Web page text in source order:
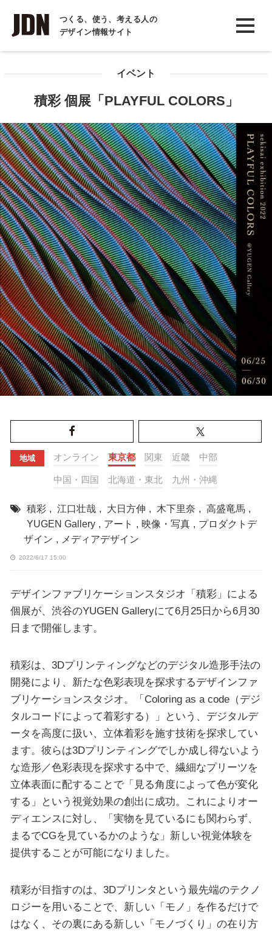
つくる、使う、考える人の
デザイン情報サイト
INTERVIEW
インタビュー
コラム
イベント
積彩 個展「PLAYFUL COLORS」
地域 オンライン 東京都 関東 近畿 中部
中国・四国 北海道・東北 九州・沖縄
積彩 , 江口壮哉 , 大日方伸 , 木下里奈 , 高盛竜馬 ,
YUGEN Gallery , アート , 映像・写真 , プロダクトデ
ザイン , メディアデザイン
2022/6/17 15:00
デザインファブリケーションスタジオ「積彩」による
個展が、渋谷のYUGEN Galleryにて6月25日から6月30
日まで開催します。
積彩は、3Dプリンティングなどのデジタル造形手法の
開発により、新たな色彩表現を探求するデザインファ
ブリケーションスタジオ。「Coloring as a code（デジ
タルコードによって着彩する）」という、デジタルデ
ータを高度に扱い、立体着彩を施す技術を探求してい
ます。彼らは3Dプリンティングでしか成し得ないよう
な造形／色彩表現を探求する中で、繊細なプリーツを
立体表面に配することで「見る角度によって色が変化
する」という視覚効果の創出に成功。これによりオー
ディエンスに対し、「実物を見ているにも関わらず、
まるでCGを見ているかのような」新しい視覚体験を
提供することが可能になりました。
積彩が目指すのは、3Dプリンタという最先端のテクノ
ロジーを用いることで、新しい「モノ」を作るだけで
はなく、その裏にある新しい「モノづくり」の在り方